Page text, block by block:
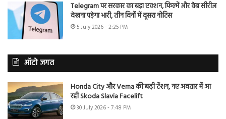
Telegram पर सरकार का बड़ा एक्शन, फिल्में और वेब सीरीज
देखना पड़ेगा भारी, तीन दिनों में दूसरा नोटिस
5 July 2026 - 2:25 PM
ऑटो जगत
Honda City और Verna की बढ़ी टेंशन, नए अवतार में आ
रही Skoda Slavia Facelift
30 July 2026 - 7:48 PM